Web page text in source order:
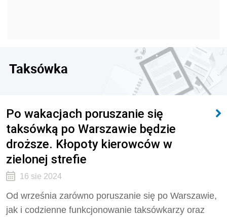
Taksówka
Po wakacjach poruszanie się
taksówką po Warszawie będzie
droższe. Kłopoty kierowców w
zielonej strefie
16 sie 2024
Od września zarówno poruszanie się po Warszawie,
jak i codzienne funkcjonowanie taksówkarzy oraz